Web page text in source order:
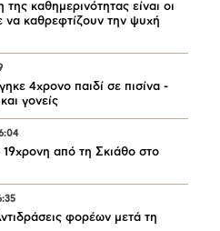
της καθημερινότητας είναι οι
να καθρεφτίζουν την ψυχή
4χρονο παιδί σε πισίνα -
γονείς
19χρονη από τη Σκιάθο στο
φορέων μετά τη